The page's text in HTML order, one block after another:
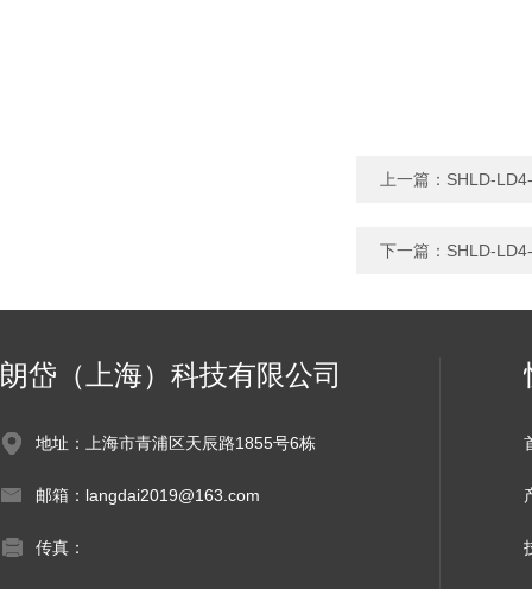
上一篇： SHLD-
下一篇： SHLD-
朗岱（上海）科技有限公司
地址：上海市青浦区天辰路1855号6栋
邮箱：langdai2019@163.com
传真：